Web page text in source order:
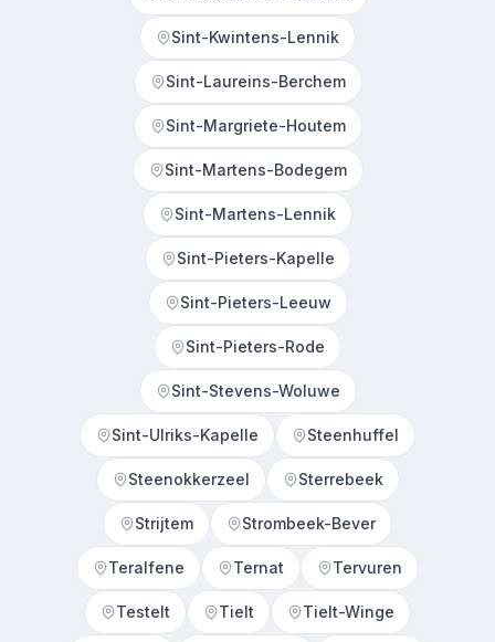
Sint-Kwintens-Lennik
Sint-Laureins-Berchem
Sint-Margriete-Houtem
Sint-Martens-Bodegem
Sint-Martens-Lennik
Sint-Pieters-Kapelle
Sint-Pieters-Leeuw
Sint-Pieters-Rode
Sint-Stevens-Woluwe
Sint-Ulriks-Kapelle Steenhuffel
Steenokkerzeel Sterrebeek
Strijtem Strombeek-Bever
Teralfene Ternat Tervuren
Testelt Tielt Tielt-Winge